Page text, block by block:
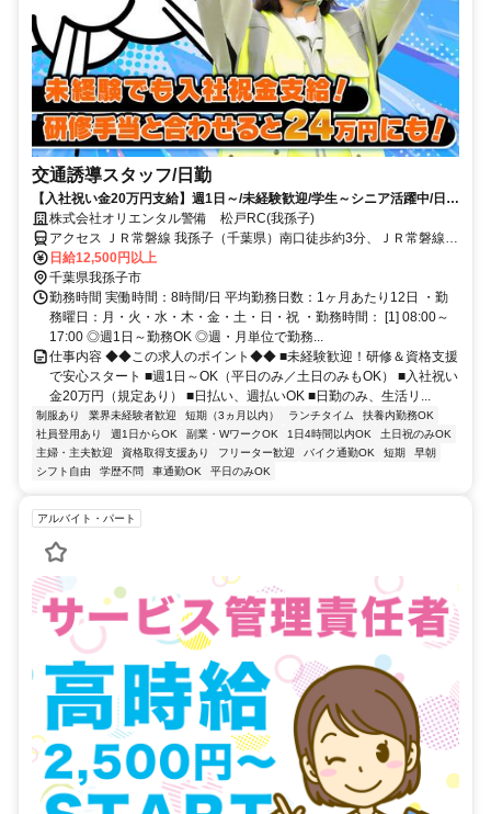
交通誘導スタッフ/日勤
【入社祝い金20万円支給】週1日～/未経験歓迎/学生～シニア活躍中/日払
い・週払いOK/履歴書不要！
株式会社オリエンタル警備 松戸RC(我孫子)
アクセス ＪＲ常磐線 我孫子（千葉県）南口徒歩約3分、ＪＲ常磐線/
東京メトロ千代田線 北柏北口徒歩約29分、ＪＲ常磐線 天王台南口徒
歩約40分 (面接地/松戸リクルートセンター)千葉県松戸市本町２５－
５ 松戸本町ビル６Ｆ
日給12,500円以上
千葉県我孫子市
勤務時間 実働時間：8時間/日 平均勤務日数：1ヶ月あたり12日 ・勤
務曜日：月・火・水・木・金・土・日・祝 ・勤務時間： [1] 08:00～
17:00 ◎週1日～勤務OK ◎週・月単位で勤務...
仕事内容 ◆◆この求人のポイント◆◆ ■未経験歓迎！研修＆資格支援
で安心スタート ■週1日～OK（平日のみ／土日のみもOK） ■入社祝い
金20万円（規定あり） ■日払い、週払いOK ■日勤のみ、生活リ...
制服あり 業界未経験者歓迎 短期（3ヵ月以内） ランチタイム
扶養内勤務OK
社員登用あり
週1日からOK 副業・WワークOK 1日4時間以内OK
土日祝のみOK
主婦・主夫歓迎
資格取得支援あり フリーター歓迎 バイク通勤OK 短期
早朝
シフト自由
学歴不問 車通勤OK 平日のみOK
アルバイト・パート